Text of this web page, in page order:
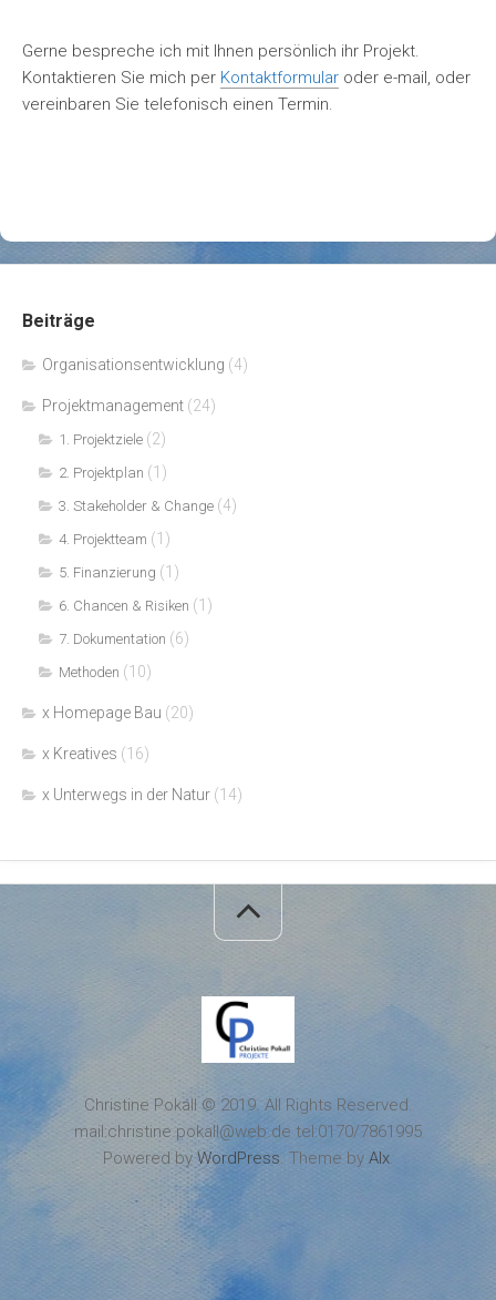
Gerne bespreche ich mit Ihnen persönlich ihr Projekt.
Kontaktieren Sie mich per Kontaktformular oder e-mail, oder
vereinbaren Sie telefonisch einen Termin.
Beiträge
Organisationsentwicklung (4)
Projektmanagement (24)
1. Projektziele (2)
2. Projektplan (1)
3. Stakeholder & Change (4)
4. Projektteam (1)
5. Finanzierung (1)
6. Chancen & Risiken (1)
7. Dokumentation (6)
Methoden (10)
x Homepage Bau (20)
x Kreatives (16)
x Unterwegs in der Natur (14)
Christine Pokall © 2019. All Rights Reserved.
mail:christine.pokall@web.de tel:0170/7861995
Powered byWordPress. Theme by Alx.